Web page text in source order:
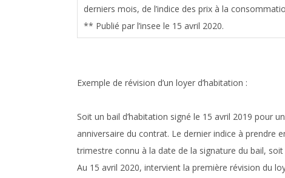
derniers mois, de l’indice des prix à la
** Publié par l’insee le 15 avril 2020.
Exemple de révision d’un loyer d’habitation :
Soit un bail d’habitation signé le 15 avril 2019 pour
anniversaire du contrat. Le dernier indice à prendre
trimestre connu à la date de la signature du bail, soit
Au 15 avril 2020, intervient la première révision du